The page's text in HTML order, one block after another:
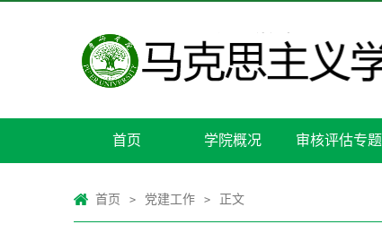
首页 学院概况 审核评估专题
首页 > 党建工作 > 正文